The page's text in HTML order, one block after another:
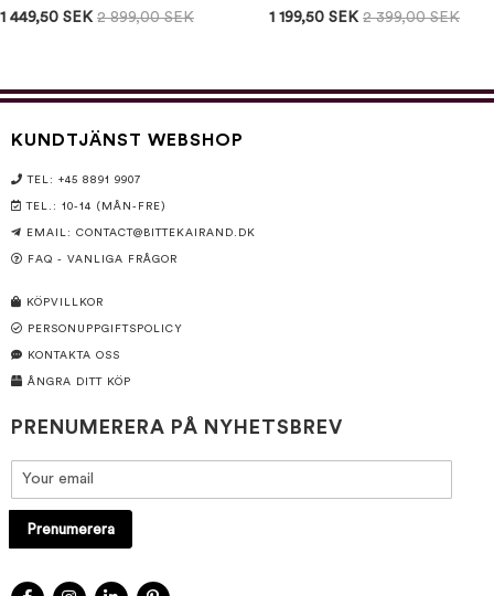
1 449,50 SEK 2 899,00 SEK
1 199,50 SEK 2 399,00 SEK
KUNDTJÄNST WEBSHOP
TEL: +45 8891 9907
TEL.: 10-14 (MÅN-FRE)
EMAIL: CONTACT@BITTEKAIRAND.DK
FAQ - VANLIGA FRÅGOR
KÖPVILLKOR
PERSONUPPGIFTSPOLICY
KONTAKTA OSS
ÅNGRA DITT KÖP
PRENUMERERA PÅ NYHETSBREV
Prenumerera